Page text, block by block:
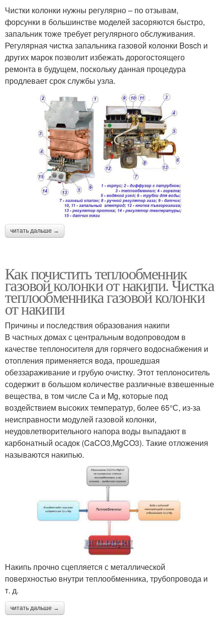
Чистки колонки нужны регулярно – по отзывам,
форсунки в большинстве моделей засоряются быстро,
запальник тоже требует регулярного обслуживания.
Регулярная чистка запальника газовой колонки Bosch и
других марок позволит избежать дорогостоящего
ремонта в будущем, поскольку данная процедура
продлевает срок службы узла.
читать дальше →
Как почистить теплообменник
газовой колонки от накипи. Чистка
теплообменника газовой колонки
от накипи
Причины и последствия образования накипи
В частных домах с центральным водопроводом в
качестве теплоносителя для горячего водоснабжения и
отопления применяется вода, прошедшая
обеззараживание и грубую очистку. Этот теплоноситель
содержит в большом количестве различные взвешенные
вещества, в том числе Са и Mg, которые под
воздействием высоких температур, более 65°С, из-за
неисправности модулей газовой колонки,
неудовлетворительного напора воды выпадают в
карбонатный осадок (CaCO3,MgCO3). Такие отложения
называются накипью.
Накипь прочно сцепляется с металлической
поверхностью внутри теплообменника, трубопровода и
т. д.
читать дальше →